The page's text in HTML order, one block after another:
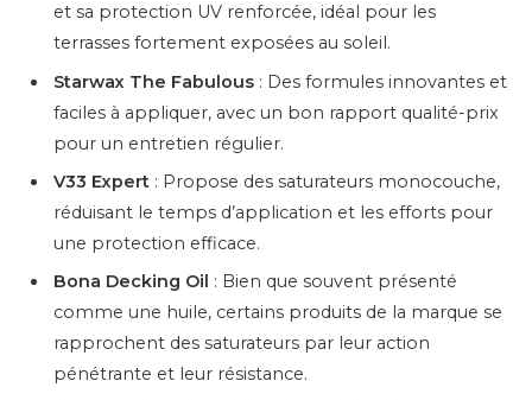
et sa protection UV renforcée, idéal pour les
terrasses fortement exposées au soleil.
Starwax The Fabulous : Des formules innovantes et
faciles à appliquer, avec un bon rapport qualité-prix
pour un entretien régulier.
V33 Expert : Propose des saturateurs monocouche,
réduisant le temps d’application et les efforts pour
une protection efficace.
Bona Decking Oil : Bien que souvent présenté
comme une huile, certains produits de la marque se
rapprochent des saturateurs par leur action
pénétrante et leur résistance.